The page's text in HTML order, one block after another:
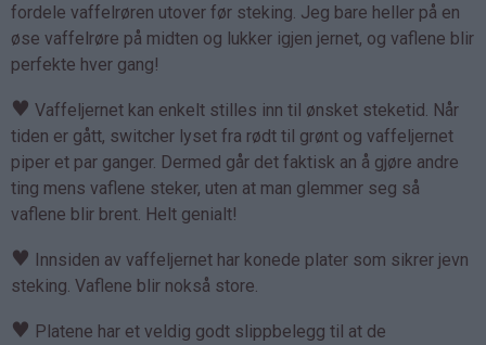
fordele vaffelrøren utover før steking. Jeg bare heller på en
øse vaffelrøre på midten og lukker igjen jernet, og vaflene blir
perfekte hver gang!
♥ Vaffeljernet kan enkelt stilles inn til ønsket steketid. Når
tiden er gått, switcher lyset fra rødt til grønt og vaffeljernet
piper et par ganger. Dermed går det faktisk an å gjøre andre
ting mens vaflene steker, uten at man glemmer seg så
vaflene blir brent. Helt genialt!
♥ Innsiden av vaffeljernet har konede plater som sikrer jevn
steking. Vaflene blir nokså store.
♥ Platene har et veldig godt slippbelegg til at de